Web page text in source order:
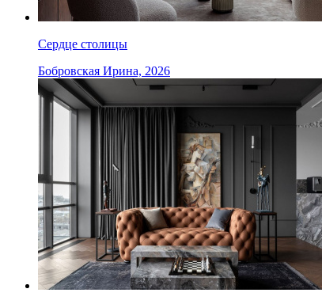
Сердце столицы
Бобровская Ирина, 2026